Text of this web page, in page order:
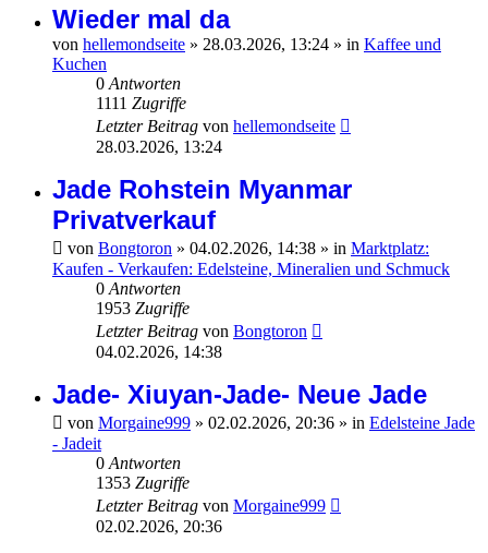
Wieder mal da
von hellemondseite » 28.03.2026, 13:24 » in Kaffee und
Kuchen
0 Antworten
1111 Zugriffe
Letzter Beitrag von hellemondseite
28.03.2026, 13:24
Jade Rohstein Myanmar
Privatverkauf
von Bongtoron » 04.02.2026, 14:38 » in Marktplatz:
Kaufen - Verkaufen: Edelsteine, Mineralien und Schmuck
0 Antworten
1953 Zugriffe
Letzter Beitrag von Bongtoron
04.02.2026, 14:38
Jade- Xiuyan-Jade- Neue Jade
von Morgaine999 » 02.02.2026, 20:36 » in Edelsteine Jade
- Jadeit
0 Antworten
1353 Zugriffe
Letzter Beitrag von Morgaine999
02.02.2026, 20:36